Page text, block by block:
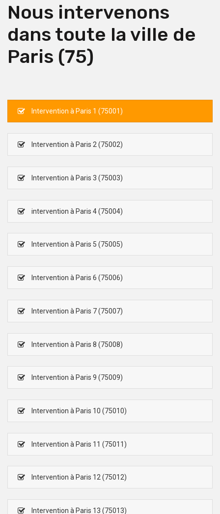
Nous intervenons
dans toute la ville de
Paris (75)
Intervention à Paris 1 (75001)
Intervention à Paris 2 (75002)
Intervention à Paris 3 (75003)
intervention à Paris 4 (75004)
Intervention à Paris 5 (75005)
Intervention à Paris 6 (75006)
Intervention à Paris 7 (75007)
Intervention à Paris 8 (75008)
Intervention à Paris 9 (75009)
Intervention à Paris 10 (75010)
Intervention à Paris 11 (75011)
Intervention à Paris 12 (75012)
Intervention à Paris 13 (75013)